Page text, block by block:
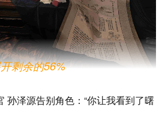
晓
剩余的56%
孙泽源告别角色：“你让我看到了曙